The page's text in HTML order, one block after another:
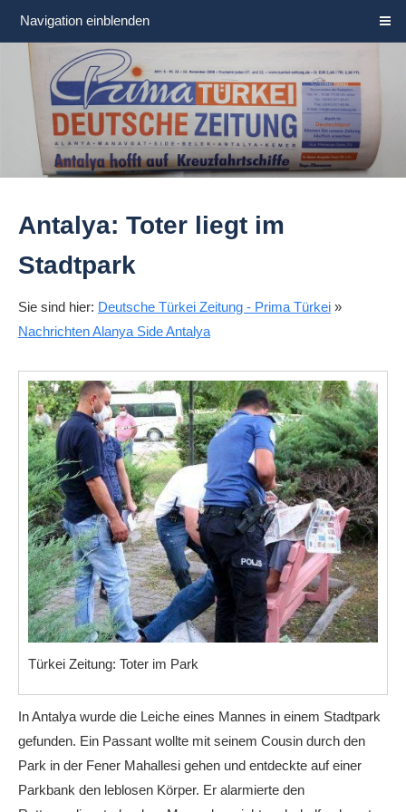
Navigation einblenden
Antalya: Toter liegt im
Stadtpark
Sie sind hier: Deutsche Türkei Zeitung - Prima Türkei »
Nachrichten Alanya Side Antalya
Türkei Zeitung: Toter im Park
In Antalya wurde die Leiche eines Mannes in einem Stadtpark
gefunden. Ein Passant wollte mit seinem Cousin durch den
Park in der Fener Mahallesi gehen und entdeckte auf einer
Parkbank den leblosen Körper. Er alarmierte den